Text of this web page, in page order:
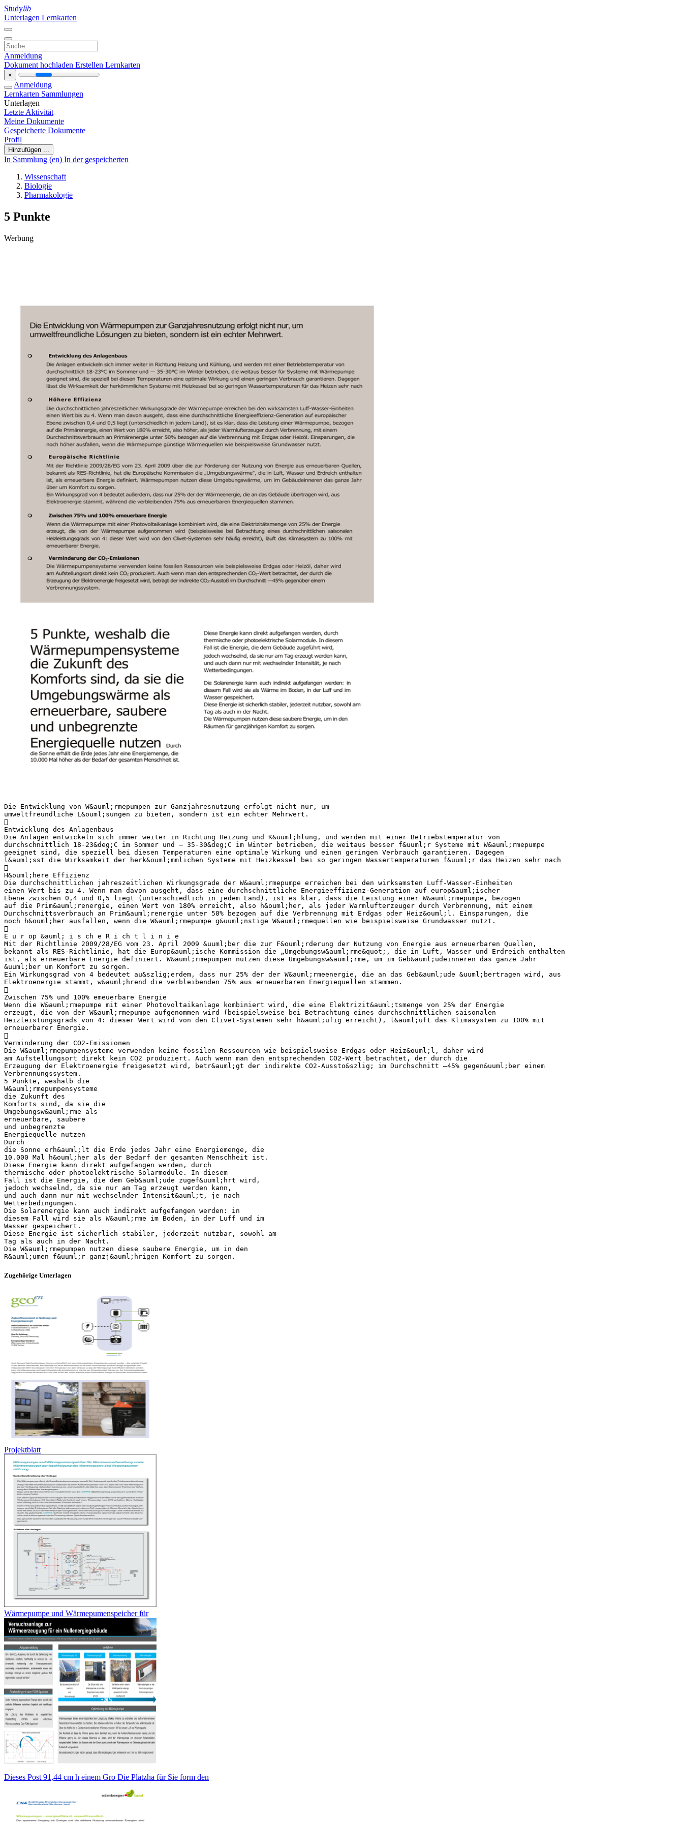
Studylib
Unterlagen Lernkarten
Anmeldung
Dokument hochladen Erstellen Lernkarten
×
Anmeldung
Lernkarten Sammlungen
Unterlagen
Letzte Aktivität
Meine Dokumente
Gespeicherte Dokumente
Profil
Hinzufügen ...
In Sammlung (en) In der gespeicherten
Wissenschaft
Biologie
Pharmakologie
5 Punkte
Werbung
Die Entwicklung von W&auml;rmepumpen zur Ganzjahresnutzung erfolgt nicht nur, um
umweltfreundliche L&ouml;sungen zu bieten, sondern ist ein echter Mehrwert.

Entwicklung des Anlagenbaus
Die Anlagen entwickeln sich immer weiter in Richtung Heizung und K&uuml;hlung, und werden mit einer Betriebstemperatur von
durchschnittlich 18-23&deg;C im Sommer und — 35-30&deg;C im Winter betrieben, die weitaus besser f&uuml;r Systeme mit W&auml;rmepumpe
geeignet sind, die speziell bei diesen Temperaturen eine optimale Wirkung und einen geringen Verbrauch garantieren. Dagegen
l&auml;sst die Wirksamkeit der herk&ouml;mmlichen Systeme mit Heizkessel bei so geringen Wassertemperaturen f&uuml;r das Heizen sehr nach

H&ouml;here Effizienz
Die durchschnittlichen jahreszeitlichen Wirkungsgrade der W&auml;rmepumpe erreichen bei den wirksamsten Luff-Wasser-Einheiten
einen Wert bis zu 4. Wenn man davon ausgeht, dass eine durchschnittliche Energieeffizienz-Generation auf europ&auml;ischer
Ebene zwischen 0,4 und 0,5 liegt (unterschiedlich in jedem Land), ist es klar, dass die Leistung einer W&auml;rmepumpe, bezogen
auf die Prim&auml;renergie, einen Wert von 180% erreicht, also h&ouml;her, als jeder Warmlufterzeuger durch Verbrennung, mit einem
Durchschnittsverbrauch an Prim&auml;renergie unter 50% bezogen auf die Verbrennung mit Erdgas oder Heiz&ouml;l. Einsparungen, die
noch h&ouml;her ausfallen, wenn die W&auml;rmepumpe g&uuml;nstige W&auml;rmequellen wie beispielsweise Grundwasser nutzt.

E u r op &auml; i s ch e R i ch t l i n i e
Mit der Richtlinie 2009/28/EG vom 23. April 2009 &uuml;ber die zur F&ouml;rderung der Nutzung von Energie aus erneuerbaren Quellen,
bekannt als RES-Richtlinie, hat die Europ&auml;ische Kommission die „Umgebungsw&auml;rme&quot;, die in Luft, Wasser und Erdreich enthalten
ist, als erneuerbare Energie definiert. W&auml;rmepumpen nutzen diese Umgebungsw&auml;rme, um im Geb&auml;udeinneren das ganze Jahr
&uuml;ber um Komfort zu sorgen.
Ein Wirkungsgrad von 4 bedeutet au&szlig;erdem, dass nur 25% der der W&auml;rmeenergie, die an das Geb&auml;ude &uuml;bertragen wird, aus
Elektroenergie stammt, w&auml;hrend die verbleibenden 75% aus erneuerbaren Energiequellen stammen.

Zwischen 75% und 100% emeuerbare Energie
Wenn die W&auml;rmepumpe mit einer Photovoltaikanlage kombiniert wird, die eine Elektrizit&auml;tsmenge von 25% der Energie
erzeugt, die von der W&auml;rmepumpe aufgenommen wird (beispielsweise bei Betrachtung eines durchschnittlichen saisonalen
Heizleistungsgrads von 4: dieser Wert wird von den Clivet-Systemen sehr h&auml;ufig erreicht), l&auml;uft das Klimasystem zu 100% mit
erneuerbarer Energie.

Verminderung der CO2-Emissionen
Die W&auml;rmepumpensysteme verwenden keine fossilen Ressourcen wie beispielsweise Erdgas oder Heiz&ouml;l, daher wird
am Aufstellungsort direkt kein CO2 produziert. Auch wenn man den entsprechenden CO2-Wert betrachtet, der durch die
Erzeugung der Elektroenergie freigesetzt wird, betr&auml;gt der indirekte CO2-Aussto&szlig; im Durchschnitt —45% gegen&uuml;ber einem
Verbrennungssystem.
5 Punkte, weshalb die
W&auml;rmepumpensysteme
die Zukunft des
Komforts sind, da sie die
Umgebungsw&auml;rme als
erneuerbare, saubere
und unbegrenzte
Energiequelle nutzen
Durch
die Sonne erh&auml;lt die Erde jedes Jahr eine Energiemenge, die
10.000 Mal h&ouml;her als der Bedarf der gesamten Menschheit ist.
Diese Energie kann direkt aufgefangen werden, durch
thermische oder photoelektrische Solarmodule. In diesem
Fall ist die Energie, die dem Geb&auml;ude zugef&uuml;hrt wird,
jedoch wechselnd, da sie nur am Tag erzeugt werden kann,
und auch dann nur mit wechselnder Intensit&auml;t, je nach
Wetterbedingungen.
Die Solarenergie kann auch indirekt aufgefangen werden: in
diesem Fall wird sie als W&auml;rme im Boden, in der Luff und im
Wasser gespeichert.
Diese Energie ist sicherlich stabiler, jederzeit nutzbar, sowohl am
Tag als auch in der Nacht.
Die W&auml;rmepumpen nutzen diese saubere Energie, um in den
Zugehörige Unterlagen
Projektblatt
Wärmepumpe und Wärmepumenspeicher für
Dieses Post 91,44 cm h einem Gro Die Platzha für Sie form den